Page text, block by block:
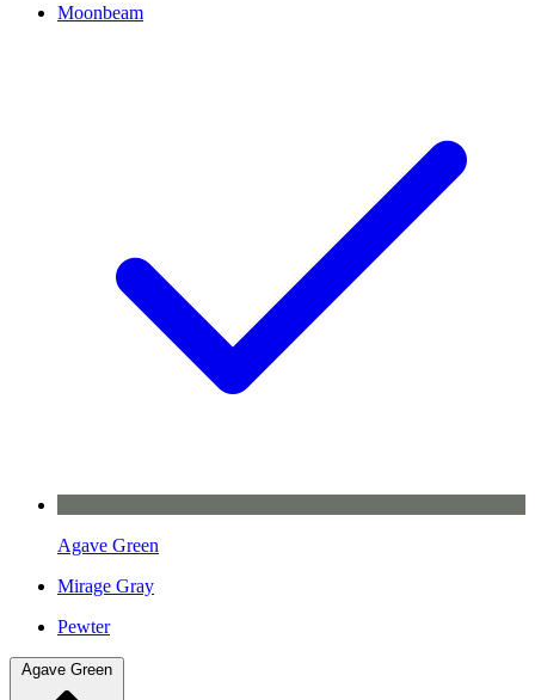
Moonbeam
Agave Green
Mirage Gray
Pewter
Agave Green